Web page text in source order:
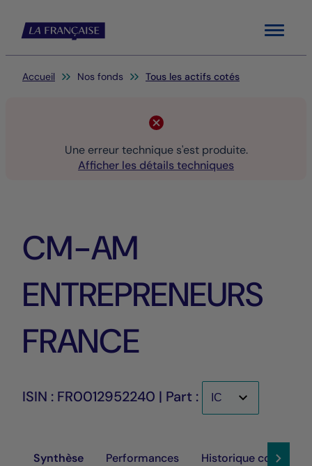
Menu
Vous êtes ici:
Accueil Nos fonds Tous les actifs cotés
Une erreur technique s'est produite.
Afficher les détails techniques
CM-AM
ENTREPRENEURS
FRANCE
ISIN : FR0012952240 | Part :
Synthèse Performances Historique cours